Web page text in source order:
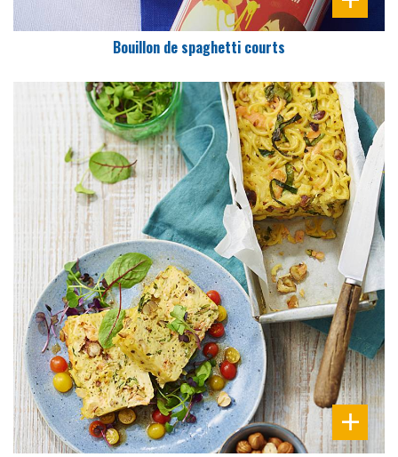
Bouillon de spaghetti courts
DIFFICULTÉ
PRÉPARATION
15 Min